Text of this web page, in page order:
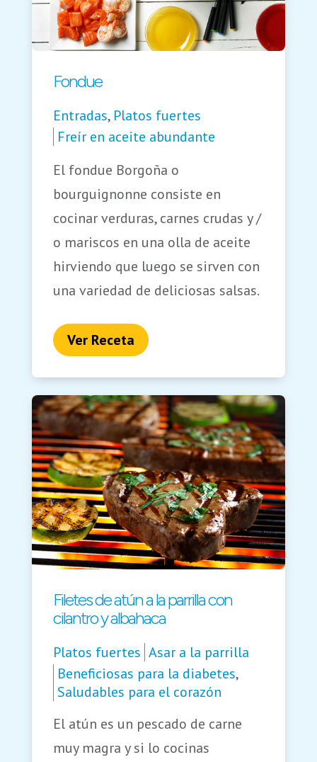
Fondue
Entradas, Platos fuertes
Freír en aceite abundante
El fondue Borgoña o
bourguignonne consiste en
cocinar verduras, carnes crudas y /
o mariscos en una olla de aceite
hirviendo que luego se sirven con
una variedad de deliciosas salsas.
Ver Receta
Filetes de atún a la parrilla con
cilantro y albahaca
Platos fuertes Asar a la parrilla
Beneficiosas para la diabetes,
Saludables para el corazón
El atún es un pescado de carne
muy magra y si lo cocinas